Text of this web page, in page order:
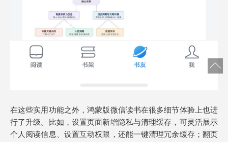
在这些实用功能之外，鸿蒙版微信读书在很多细节体验上也进
行了升级。比如，设置页面新增隐私与清理缓存，可灵活展示
个人阅读信息、设置互动权限，还能一键清理冗余缓存；翻页